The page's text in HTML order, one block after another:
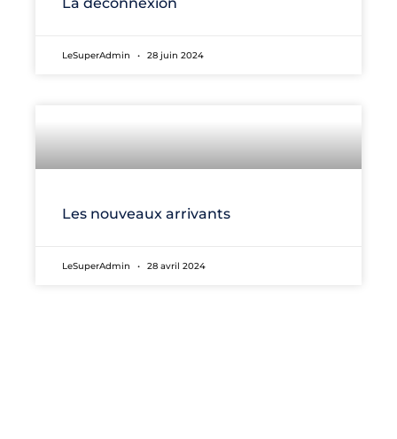
La déconnexion
LeSuperAdmin 28 juin 2024
Les nouveaux arrivants
LeSuperAdmin 28 avril 2024